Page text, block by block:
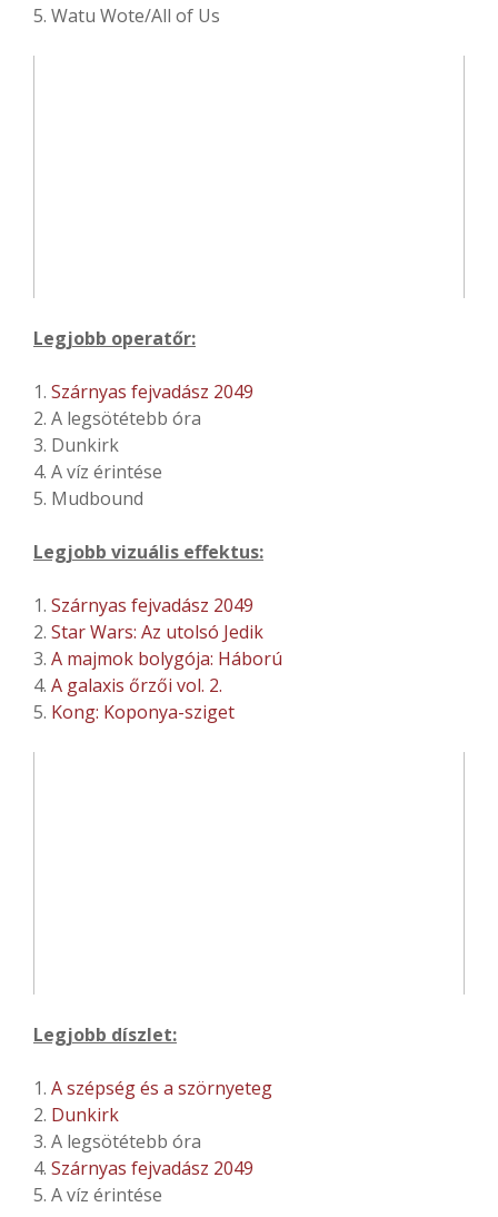
​​​​​​5. ​Watu Wote/All of Us
Legjobb operatőr:
1. Szárnyas fejvadász 2049
2. A legsötétebb óra
3. Dunkirk
4. A víz érintése
5. Mudbound
Legjobb vizuális effektus:
1. Szárnyas fejvadász 2049
2. Star Wars: Az utolsó Jedik
3. A majmok bolygója: Háború
4. A galaxis őrzői vol. 2.
5. Kong: Koponya-sziget
Legjobb díszlet:
1. A szépség és a szörnyeteg
2. Dunkirk
3. A legsötétebb óra
4. Szárnyas fejvadász 2049
5. A víz érintése